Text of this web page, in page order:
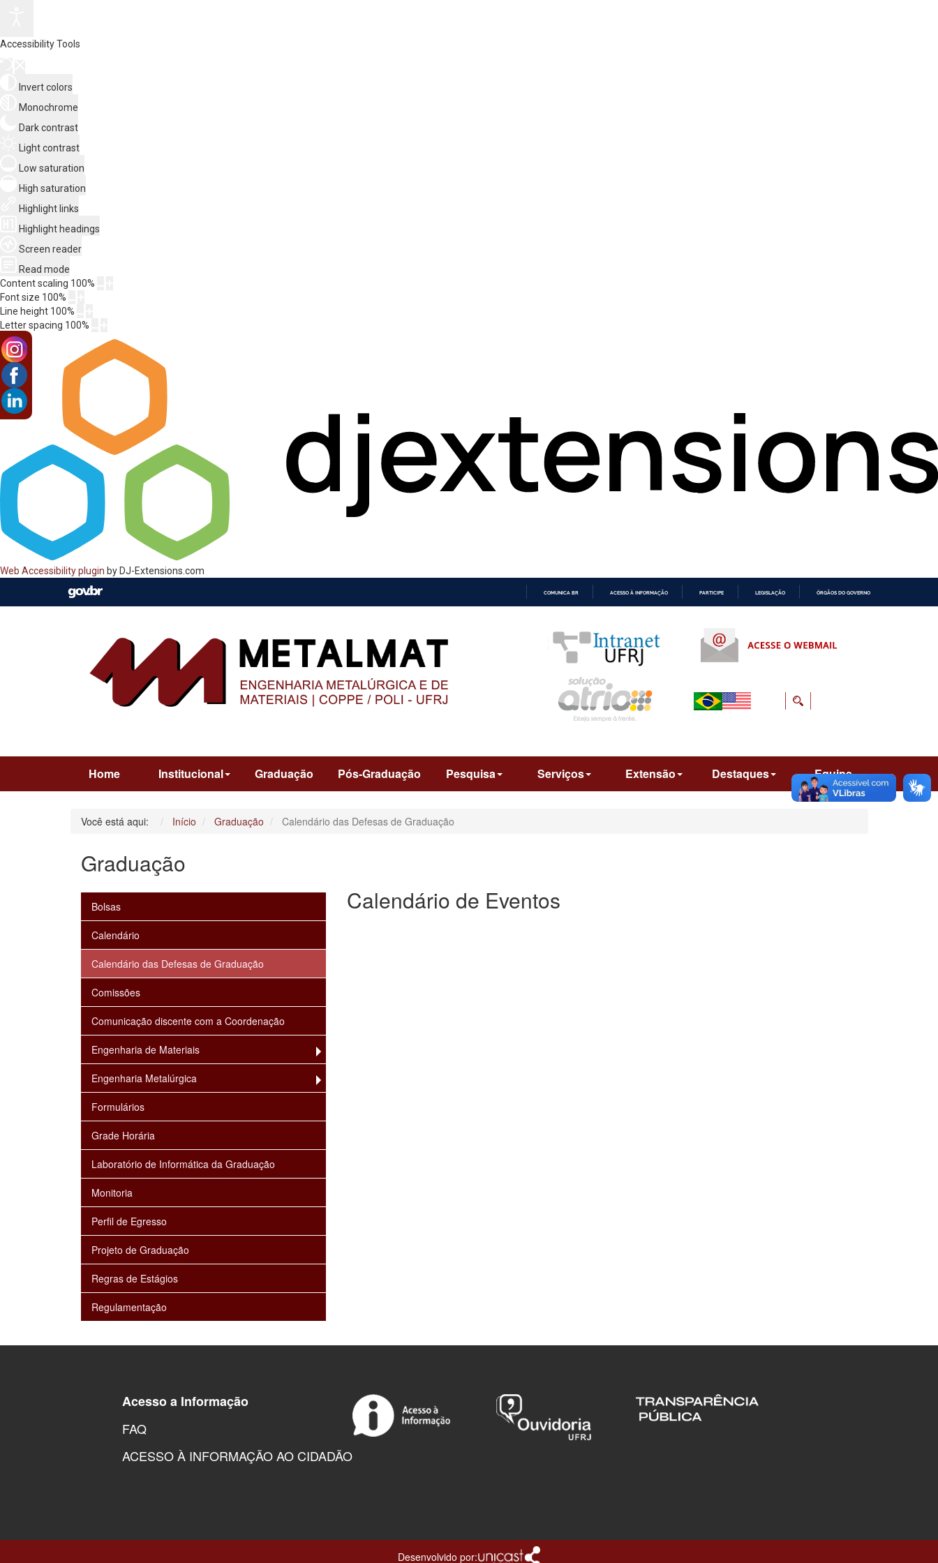
Accessibility Tools
Invert colors
Monochrome
Dark contrast
Light contrast
Low saturation
High saturation
Highlight links
Highlight headings
Screen reader
Read mode
Content scaling 100%
Font size 100%
Line height 100%
Letter spacing 100%
Web Accessibility plugin by DJ-Extensions.com
COMUNICA BR ACESSO À INFORMAÇÃO PARTICIPE LEGISLAÇÃO ÓRGÃOS DO GOVERNO
Home Institucional Graduação Pós-Graduação Pesquisa Serviços Extensão Destaques Equipe
Você está aqui: Início Graduação Calendário das Defesas de Graduação
Graduação
Bolsas
Calendário
Calendário das Defesas de Graduação
Comissões
Comunicação discente com a Coordenação
Engenharia de Materiais
Engenharia Metalúrgica
Formulários
Grade Horária
Laboratório de Informática da Graduação
Monitoria
Perfil de Egresso
Projeto de Graduação
Regras de Estágios
Regulamentação
Calendário de Eventos
Acesso a Informação
FAQ
ACESSO À INFORMAÇÃO AO CIDADÃO
Desenvolvido por: